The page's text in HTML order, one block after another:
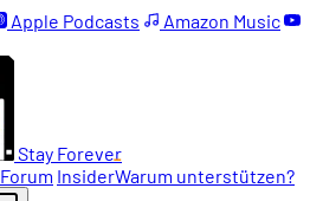
Apple Podcasts
Amazon Music
Stay Forever
Forum InsiderWarum unterstützen?